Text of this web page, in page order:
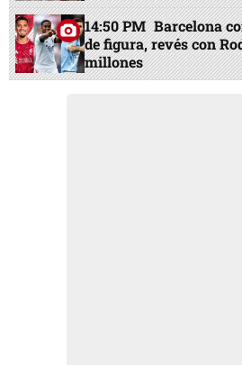
14:50 PM Barcelona
de figura, revés con
millones